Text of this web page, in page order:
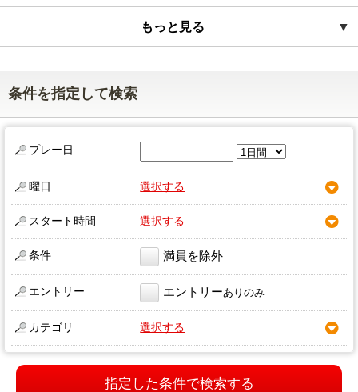
▼
もっと見る
条件を指定して検索
プレー日
曜日 選択する
スタート時間 選択する
条件 満員を除外
エントリー エントリーありのみ
カテゴリ 選択する
指定した条件で検索する